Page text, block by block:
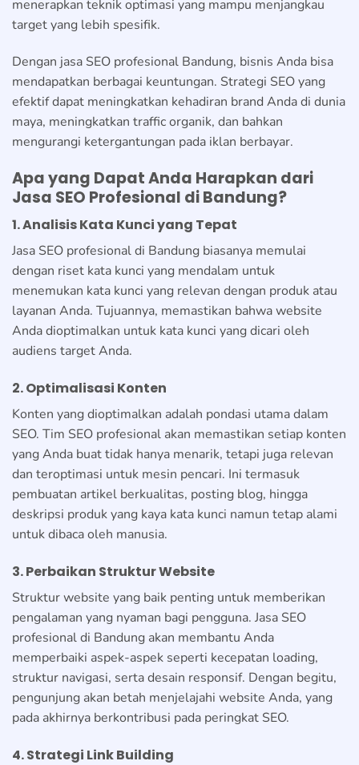
menerapkan teknik optimasi yang mampu menjangkau
target yang lebih spesifik.
Dengan jasa SEO profesional Bandung, bisnis Anda bisa
mendapatkan berbagai keuntungan. Strategi SEO yang
efektif dapat meningkatkan kehadiran brand Anda di dunia
maya, meningkatkan traffic organik, dan bahkan
mengurangi ketergantungan pada iklan berbayar.
Apa yang Dapat Anda Harapkan dari
Jasa SEO Profesional di Bandung?
1. Analisis Kata Kunci yang Tepat
Jasa SEO profesional di Bandung biasanya memulai
dengan riset kata kunci yang mendalam untuk
menemukan kata kunci yang relevan dengan produk atau
layanan Anda. Tujuannya, memastikan bahwa website
Anda dioptimalkan untuk kata kunci yang dicari oleh
audiens target Anda.
2. Optimalisasi Konten
Konten yang dioptimalkan adalah pondasi utama dalam
SEO. Tim SEO profesional akan memastikan setiap konten
yang Anda buat tidak hanya menarik, tetapi juga relevan
dan teroptimasi untuk mesin pencari. Ini termasuk
pembuatan artikel berkualitas, posting blog, hingga
deskripsi produk yang kaya kata kunci namun tetap alami
untuk dibaca oleh manusia.
3. Perbaikan Struktur Website
Struktur website yang baik penting untuk memberikan
pengalaman yang nyaman bagi pengguna. Jasa SEO
profesional di Bandung akan membantu Anda
memperbaiki aspek-aspek seperti kecepatan loading,
struktur navigasi, serta desain responsif. Dengan begitu,
pengunjung akan betah menjelajahi website Anda, yang
pada akhirnya berkontribusi pada peringkat SEO.
4. Strategi Link Building